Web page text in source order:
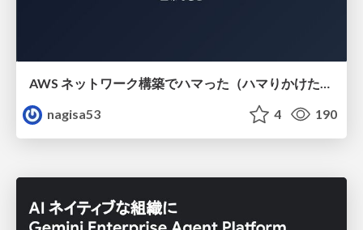
AWS ネットワーク構築でハマった（ハマりかけた） 5選とそこから得た教訓
nagisa53
4 190